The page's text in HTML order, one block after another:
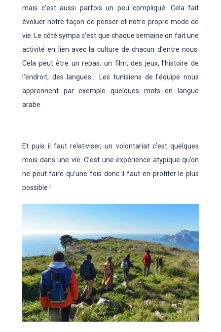
mais c’est aussi parfois un peu compliqué. Cela fait
évoluer notre façon de penser et notre propre mode de
vie. Le côté sympa c’est que chaque semaine on fait une
activité en lien avec la culture de chacun d’entre nous.
Cela peut être un repas, un film, des jeux, l’histoire de
l’endroit, des langues… Les tunisiens de l’équipe nous
apprennent par exemple quelques mots en langue
arabe.
Et puis il faut relativiser, un volontariat c’est quelques
mois dans une vie. C’est une expérience atypique qu’on
ne peut faire qu’une fois donc il faut en profiter le plus
possible !